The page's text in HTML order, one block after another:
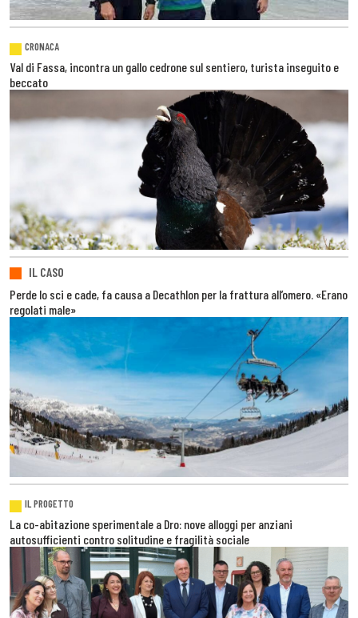
CRONACA
Val di Fassa, incontra un gallo cedrone sul sentiero, turista inseguito e
beccato
IL CASO
Perde lo sci e cade, fa causa a Decathlon per la frattura all’omero. «Erano
regolati male»
IL PROGETTO
La co-abitazione sperimentale a Dro: nove alloggi per anziani
autosufficienti contro solitudine e fragilità sociale